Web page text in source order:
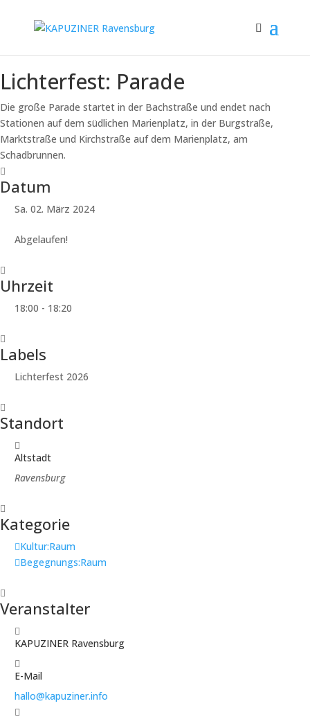
Lichterfest: Parade
Die große Parade startet in der Bachstraße und endet nach
Stationen auf dem südlichen Marienplatz, in der Burgstraße,
Marktstraße und Kirchstraße auf dem Marienplatz, am
Schadbrunnen.
Datum
Sa. 02. März 2024
Abgelaufen!
Uhrzeit
18:00 - 18:20
Labels
Lichterfest 2026
Standort
Altstadt
Ravensburg
Kategorie
Kultur:Raum
Begegnungs:Raum
Veranstalter
KAPUZINER Ravensburg
E-Mail
hallo@kapuziner.info